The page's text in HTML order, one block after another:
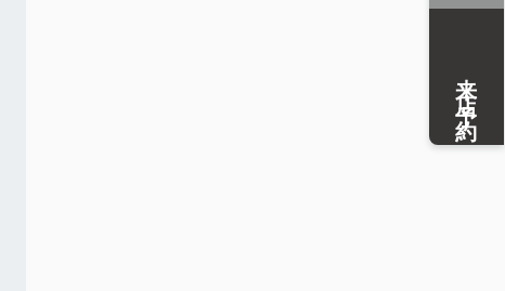
来店予約